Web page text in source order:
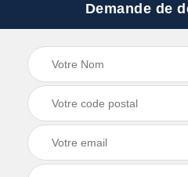
Demande de